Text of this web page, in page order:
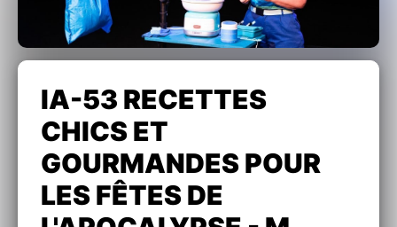
IA-53 RECETTES
CHICS ET
GOURMANDES POUR
LES FÊTES DE